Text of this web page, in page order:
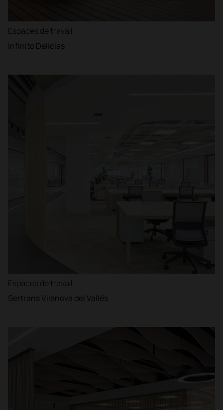
Espaces de travail
Infinito Delicias
Espaces de travail
Sertrans Vilanova del Vallés